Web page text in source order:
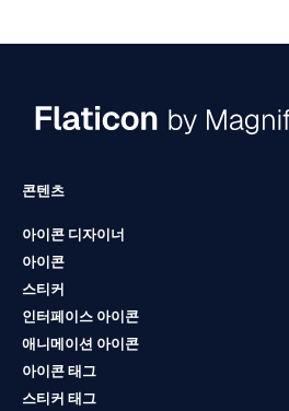
콘텐츠
아이콘 디자이너
아이콘
스티커
인터페이스 아이콘
애니메이션 아이콘
아이콘 태그
스티커 태그